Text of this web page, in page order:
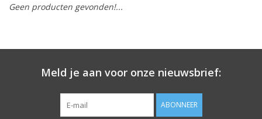
Geen producten gevonden!...
Meld je aan voor onze nieuwsbrief:
ABONNEER